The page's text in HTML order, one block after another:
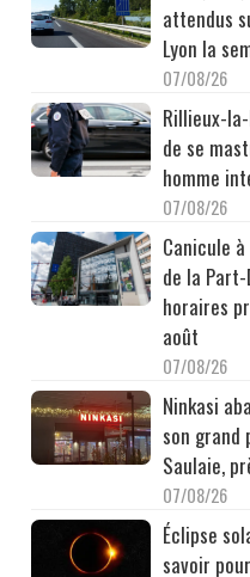
attendus
Lyon la
07/08/26
Rillieux-
de se
homme
07/08/26
Canicule
de la
horaires
août
07/08/26
Ninkasi
son grand
Saulaie,
07/08/26
Éclipse
savoir